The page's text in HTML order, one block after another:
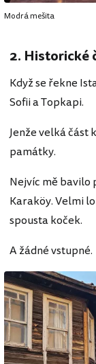
Modrá mešita
2. Historické
Když se řekne
Sofii a Topkapi.
Jenže velká část
památky.
Nejvíc mě bavilo
Karaköy. Velmi
spousta koček.
A žádné vstupné.